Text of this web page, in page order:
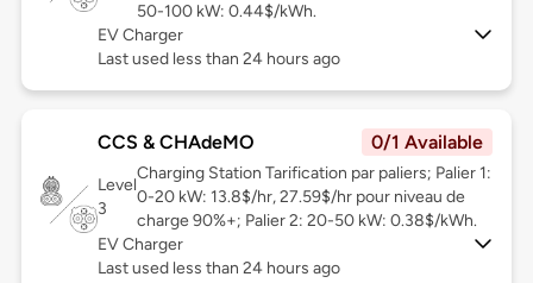
50-100 kW: 0.44$/kWh.
EV Charger
Last used less than 24 hours ago
CCS & CHAdeMO 0/1 Available
Level
3
Charging Station Tarification par paliers; Palier 1:
0-20 kW: 13.8$/hr, 27.59$/hr pour niveau de
charge 90%+; Palier 2: 20-50 kW: 0.38$/kWh.
EV Charger
Last used less than 24 hours ago